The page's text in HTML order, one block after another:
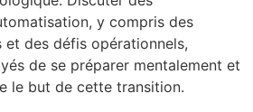
y compris des
des défis opérationnels,
de se préparer mentalement et
le but de cette transition.